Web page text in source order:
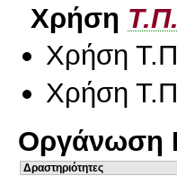
Χρήση
Χρήση
Χρήση
Οργάνωση
Δραστηριότητες